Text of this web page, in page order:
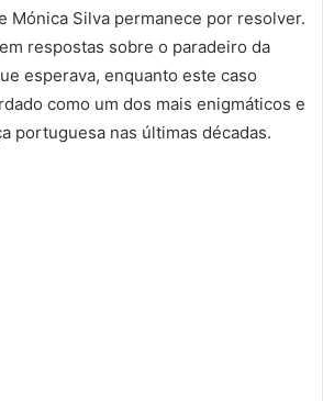
Mónica Silva permanece por resolver.
respostas sobre o paradeiro da
esperava, enquanto este caso
como um dos mais enigmáticos e
portuguesa nas últimas décadas.